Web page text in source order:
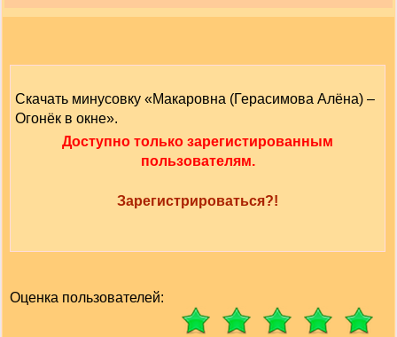
Скачать минусовку «Макаровна (Герасимова Алёна) –
Огонёк в окне».
Доступно только зарегистированным
пользователям.
Зарегистрироваться?!
Оценка пользователей: